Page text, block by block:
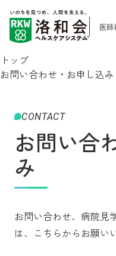
医
トップ
お問い合わせ・お申し込み
CONTACT
お問い合
み
お問い合わせ、病院見
は、こちらからお願い